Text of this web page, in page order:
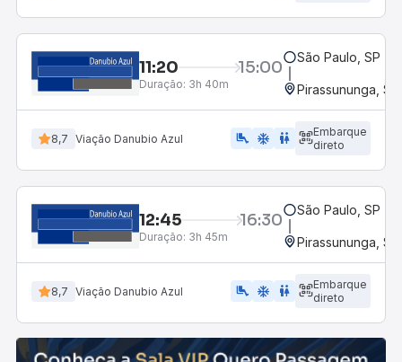
11:20 15:00
Duração: 3h 40m
São Paulo, SP -
Pirassununga,
8,7 Viação Danubio Azul airline_seat_legroom_extra ac_unit WC
Embarque
direto
12:45 16:30
Duração: 3h 45m
São Paulo, SP -
Pirassununga,
8,7 Viação Danubio Azul airline_seat_legroom_extra ac_unit WC
Embarque
direto